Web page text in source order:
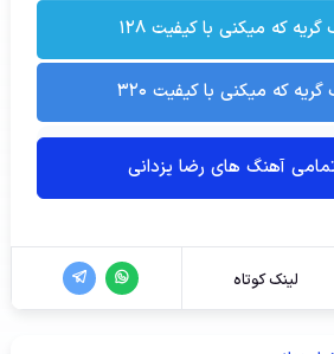
گریه که میکنی با کیفیت ۱۲۸
که میکنی با کیفیت ۳۲۰
آهنگ های رضا یزدانی
لینک کوتاه